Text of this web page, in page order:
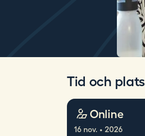
Tid och plats
Online
16 nov. • 2026